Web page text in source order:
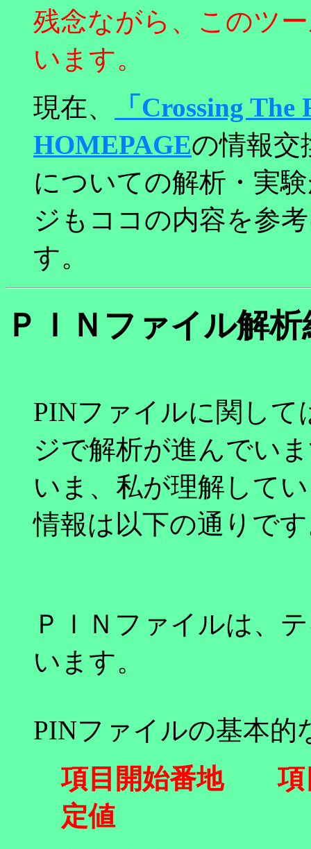
残念ながら、このツ
います。
現在、
「Crossing
HOMEPAGEの情報交
についての解析・実
ジもココの内容を参
す。
ＰＩＮファイル解
PINファイルに関し
ジで解析が進んでい
いま、私が理解して
情報は以下の通りで
ＰＩＮファイルは、
います。
PINファイルの基本的
項目開始番地 項
定値